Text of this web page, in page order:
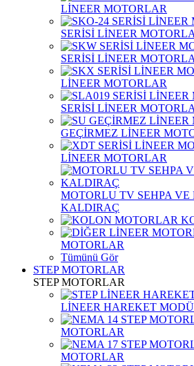
LİNEER MOTORLAR
SERİSİ LİNEER
SERİSİ LİNEER
LİNEER MOTORLAR
SERİSİ LİNEER
GEÇİRMEZ LİNEER
LİNEER MOTORLAR
MOTORLU TV SEHPA VE
KALDIRAÇ
MOTORLAR
Tümünü Gör
STEP MOTORLAR
STEP MOTORLAR
LİNEER HAREKET
MOTORLAR
MOTORLAR